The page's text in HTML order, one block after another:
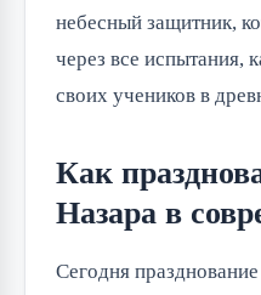
небесный защитник,
через все испытания,
своих учеников в
Как
Назара в
Сегодня празднование